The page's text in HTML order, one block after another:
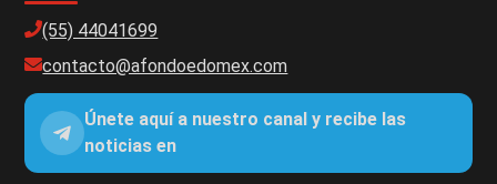
(55) 44041699
contacto@afondoedomex.com
Únete aquí a nuestro canal y recibe las
noticias en